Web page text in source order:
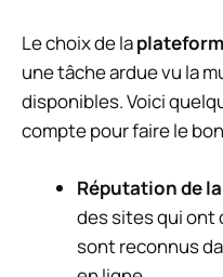
Le choix de la
une tâche ardue vu la
disponibles. Voici
compte pour faire le
Réputation de
des sites qui ont
sont reconnus